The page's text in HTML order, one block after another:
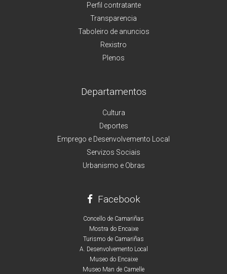
Perfil contratante
Transparencia
Taboleiro de anuncios
Rexistro
Plenos
Departamentos
Cultura
Deportes
Emprego e Desenvolvemento Local
Servizos Sociais
Urbanismo e Obras
Facebook
Concello de Camariñas
Mostra do Encaixe
Turismo de Camariñas
A. Desenvolvemento Local
Museo do Encaixe
Museo Man de Camelle